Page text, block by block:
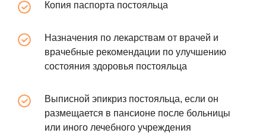
Копия паспорта постояльца
Назначения по лекарствам от врачей и
врачебные рекомендации по улучшению
состояния здоровья постояльца
Выписной эпикриз постояльца, если он
размещается в пансионе после больницы
или иного лечебного учреждения